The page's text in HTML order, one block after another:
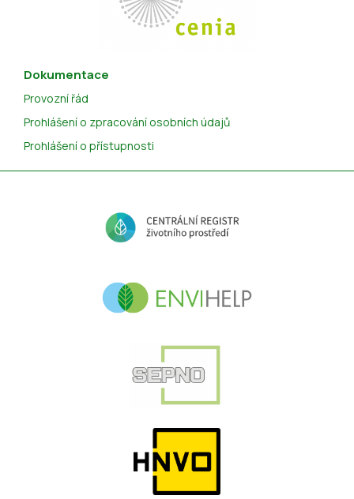
Dokumentace
Provozní řád
Prohlášení o zpracování osobních údajů
Prohlášení o přístupnosti